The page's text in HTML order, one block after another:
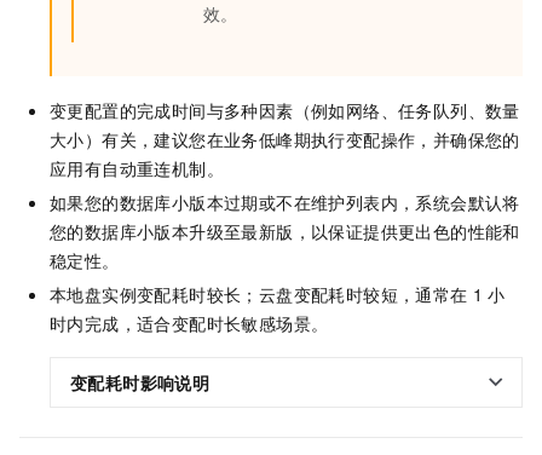
效。
变更配置的完成时间与多种因素（例如网络、任务队列、数量
大小）有关，建议您在业务低峰期执行变配操作，并确保您的
应用有自动重连机制。
如果您的数据库小版本过期或不在维护列表内，系统会默认将
您的数据库小版本升级至最新版，以保证提供更出色的性能和
稳定性。
本地盘实例变配耗时较长；云盘变配耗时较短，通常在 1 小
时内完成，适合变配时长敏感场景。
变配耗时影响说明